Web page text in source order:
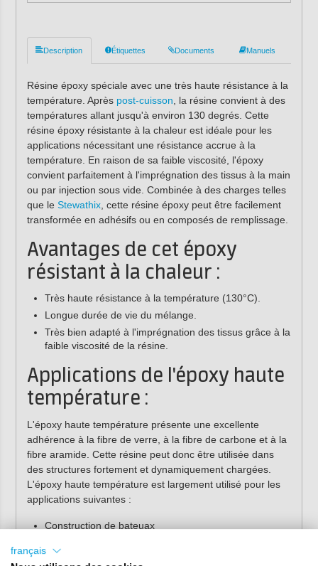
Description Étiquettes Documents Manuels
Résine époxy spéciale avec une très haute résistance à la
température. Après post-cuisson , la résine convient à des
températures allant jusqu'à environ 130 degrés. Cette
résine époxy résistante à la chaleur est idéale pour les
applications nécessitant une résistance accrue à la
température. En raison de sa faible viscosité, l'époxy
convient parfaitement à l'imprégnation des tissus à la main
ou par injection sous vide. Combinée à des charges telles
que le Stewathix, cette résine époxy peut être facilement
transformée en adhésifs ou en composés de remplissage.
Avantages de cet époxy
résistant à la chaleur :
Très haute résistance à la température (130°C).
Longue durée de vie du mélange.
Très bien adapté à l'imprégnation des tissus grâce à la
faible viscosité de la résine.
Applications de l'époxy haute
température :
L'époxy haute température présente une excellente
adhérence à la fibre de verre, à la fibre de carbone et à la
fibre aramide. Cette résine peut donc être utilisée dans
des structures fortement et dynamiquement chargées.
L'époxy haute température est largement utilisé pour les
applications suivantes :
Construction de bateuax
roulettes
français